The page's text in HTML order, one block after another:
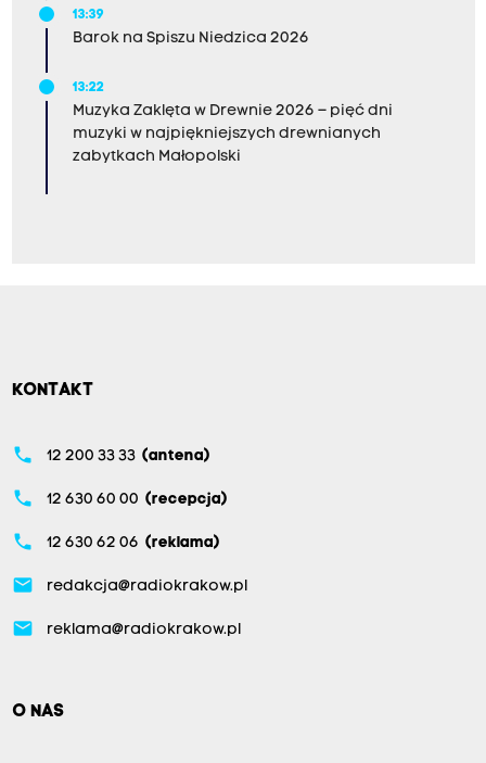
13:39
Barok na Spiszu Niedzica 2026
13:22
Muzyka Zaklęta w Drewnie 2026 – pięć dni
muzyki w najpiękniejszych drewnianych
zabytkach Małopolski
KONTAKT
phone 12 200 33 33 (antena)
phone 12 630 60 00 (recepcja)
phone 12 630 62 06 (reklama)
email redakcja@radiokrakow.pl
email reklama@radiokrakow.pl
O NAS